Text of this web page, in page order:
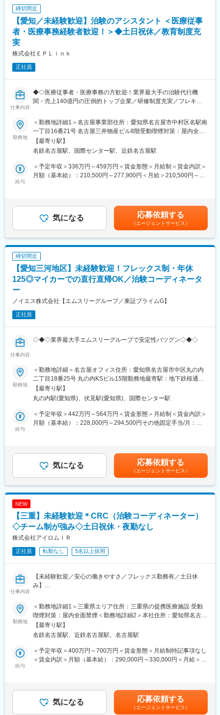
の見通しです。
ィに関することなど、その時のトピックス的な内容も含め多彩な
カリキュラムを提供しています。また研修当日参加することがで
きなかった社員が後日Web上で受講できるよう、全てに研修は動
画を保存しております。
社員の8割が女性のため、女性が働きやすい環境が整っています。
女性リーダー比率は50％強（日本の女性管理職平均12％）と長期
間勤務で選択可能）／出産祝い金を支給あり。
・希望によって、社員からパートへ切替えて復職するケースもあ
・チーム全体で協力しながら治験を進めていく会社です。1人3～
5施設を受け持ちますが、他のチームメンバーがサポートしながら
治験を進めていくことができるため、負担なく仕事ができます。
■IT×医療・エムスリーグループ：
創業から18年連続で増収増益している医療×ITを手掛けるエムスリ
ーのグループ会社です。2019年9月に3社合併を行い（ノイエス、
開拓／症例登録の短縮など）。社内システムも充実しており、外
出しながらも社員感の連携がとりやすい環境です。
締切間近
【愛知／未経験歓迎】治験のアシスタント ＜医療従事
者・医療事務経験者歓迎！＞◆土日祝休／教育制度充
実
株式会社ＥＰＬｉｎｋ
正社員
仕事内容
◆◇医療従事者・医療事務の方歓迎！業界最大手の治験代行機
関・売上140億円の圧倒的トップ企業／研修制度充実／フレキシ
【求人の概要】
同社は医薬品の開発に欠かせない”治験”のサポートを行う「SMO
業界」にてトップシェアを誇り、全国の医療機関をサポートして
おります。本求人は、提携している医療機関内で治験業務をして
いる同社の社員のアシスタントを行っていただく社会貢献性の高
いポジションです。研修体制も充実しておりますので、未経験の
・治験の準備作業（検査に必要な物の管理や事務作業）
・データ入力のサポート（カルテからの情報をコンピューターに
・各種資料の作成
※業務は当社と提携している医療機関内で行います。
【未経験の方でも安心の教育研修制度充実】
【フレキシブルに働きやすい環境が整っています】
・スーパーフレックス制度があり、ワークライフバランスの実現
・産前産後休暇それぞれ8週間（妊娠中時短勤務あり）／子供が3
歳になるまで育児休業取得可能。育休所得者は平成29年12月現在
では90名。
・経験豊富な社員に相談できる職場の相談窓口あり。
・女性管理職55％（日本平均12％）と女性が長く働きやすい環境
が整っています。
製薬企業から「プリファードSMO」として第一選択肢に指名され
ており、業界内での信頼があります。日本の三大疾病の筆頭とし
て治験薬や治療法が開発されるがん分野においては、治験実施に
変更の範囲：会社の定める業務
勤務地
＜勤務地詳細1＞名古屋事業部住所：愛知県名古屋市中村区名駅南
一丁目16番21号 名古屋三井物産ビル8階受動喫煙対策：屋内全面
禁煙＜勤務地詳細2＞名古屋エリア住所：愛知県 受動喫煙対策：
屋内全面禁煙変更の範囲：会社の定める事業所
【最寄り駅】
名鉄名古屋駅、国際センター駅、近鉄名古屋駅
給与
＜予定年収＞336万円～459万円＜賃金形態＞月給制＜賃金内訳＞
月額（基本給）：210,500円～277,900円＜月給＞210,500円～
月）※業績に応じ、決算賞与（秋季賞与）支給の場合あり（10
月）■時間外・休日出勤手当等の割増賃金は別途支給賃金はあくま
でも目安の金額であり、選考を通じて上下する可能性がありま
す。月給(月額)は固定手当を含めた表記です。
気になる 応募依頼する
（エージェントサービス）
締切間近
【愛知三河地区】未経験歓迎！フレックス制・年休
125◎マイカーでの直行直帰OK／治験コーディネータ
ー
ノイエス株式会社【エムスリーグループ／東証プライムG】
正社員
仕事内容
◇◆◇業界最大手エムスリーグループで安定性バツグン◇◆◇
主に豊田市・蒲郡市を中心にご担当いただきます。
3か月間の研修終了後からはマイカーでの直行直帰OK！
担当いただく施設は、ご自宅からの通勤時間も考慮させていただ
きます。
■業務詳細：
・患者（被験者）様への治験実施内容の説明補助・スケジュール
携わるチームの調整など
きなかった社員が後日Web上で受講できるよう、全てに研修は動
画を保存しております。
創業から18年連続で増収増益している医療×ITを手掛けるエムスリ
エムスリーグループのITを活用して「治験のe化」を推進してお
り、スピーディな治験運用ができるのも特徴です（新規の治験先
出しながらも社員感の連携がとりやすい環境です。
■女性が働きやすい環境
社員の8割が女性のため、女性が働きやすい環境が整っています。
で活躍できる企業です。
・育休から復職後の短時間勤務制度あり（原則6時間勤務から7時
・チーム全体で協力しながら治験を進めていく会社です。1人3～
5施設を受け持ちますが、他のチームメンバーがサポートしながら
治験を進めていくことができるため、負担なく仕事ができます。
勤務地
＜勤務地詳細＞名古屋オフィス住所：愛知県名古屋市中区丸の内
二丁目18番25号 丸の内KSビル15階勤務地最寄駅：地下鉄桜通
線・鶴舞線／丸の内駅受動喫煙対策：屋内全面禁煙変更の範囲：
会社の定める事業所
【最寄り駅】
丸の内駅(愛知県)、伏見駅(愛知県)、国際センター駅
給与
＜予定年収＞442万円～564万円＜賃金形態＞月給制＜賃金内訳＞
月額（基本給）：228,000円～294,500円その他固定手当/月：
業手当＞有＜給与補足＞■昇給：年1回■賞与：年2回※基本給×3.4
ヶ月（夏冬2回の合計）■交通費別途支給（月上限5万円）■残業30
時間を超過した場合は別途時間外手当を支給致いたします。※全社
平均残業時間：月13時間賃金はあくまでも目安の金額であり、選
考を通じて上下する可能性があります。月給(月額)は固定手当を含
気になる 応募依頼する
（エージェントサービス）
NEW
【三重】未経験歓迎＊CRC（治験コーディネーター）
◇チーム制が強み◇土日祝休・夜勤なし
株式会社アイロムＩＲ
正社員 転勤なし 5名以上採用
仕事内容
【未経験歓迎／安心の働きやすさ／フレックス勤務有／土日休
み】
■業務詳細／治験コーディネーター（CRCって何？）
新しい薬や治療法が安全で効果的かどうかを確かめるための臨床
試験（治験）をサポートする仕事です。
＜具体的に＞
患者さんが治験に参加する手続きを助けたり、治験中のデータを
収集・管理をします。
に貢献できるやりがいのある仕事です。
※担当する医療機関に常駐しての業務となります。
勤務地
＜勤務地詳細1＞三重県エリア住所：三重県の提携医療施設 受動
喫煙対策：屋内全面禁煙＜勤務地詳細2＞本社住所：愛知県名古屋
市中村区名駅4-8-18 名古屋三井ビルディング北館11F勤務地最寄
駅：JR線／名古屋駅受動喫煙対策：屋内全面禁煙変更の範囲：会
【最寄り駅】
名鉄名古屋駅、近鉄名古屋駅、名古屋駅
給与
＜予定年収＞400万円～700万円＜賃金形態＞月給制特記事項なし
＜賃金内訳＞月額（基本給）：290,000円～330,000円＜月給＞
があります。月給(月額)は固定手当を含めた表記です。
気になる 応募依頼する
（エージェントサービス）